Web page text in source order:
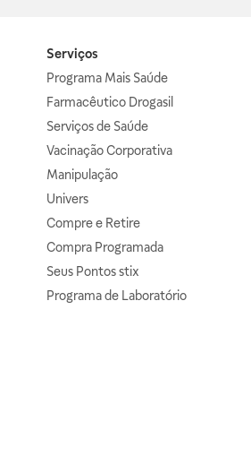
Serviços
Programa Mais Saúde
Farmacêutico Drogasil
Serviços de Saúde
Vacinação Corporativa
Manipulação
Univers
Compre e Retire
Compra Programada
Seus Pontos stix
Programa de Laboratório